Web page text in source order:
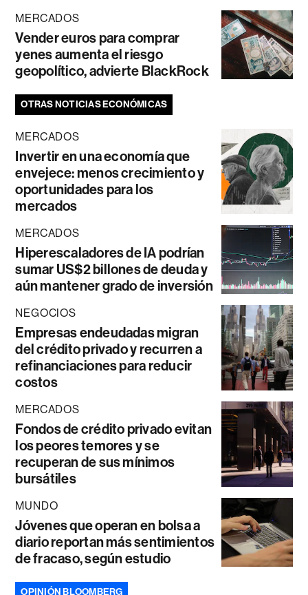
MERCADOS
Vender euros para comprar
yenes aumenta el riesgo
geopolítico, advierte BlackRock
OTRAS NOTICIAS ECONÓMICAS
MERCADOS
Invertir en una economía que
envejece: menos crecimiento y
oportunidades para los
mercados
MERCADOS
Hiperescaladores de IA podrían
sumar US$2 billones de deuda y
aún mantener grado de inversión
NEGOCIOS
Empresas endeudadas migran
del crédito privado y recurren a
refinanciaciones para reducir
costos
MERCADOS
Fondos de crédito privado evitan
los peores temores y se
recuperan de sus mínimos
bursátiles
MUNDO
Jóvenes que operan en bolsa a
diario reportan más sentimientos
de fracaso, según estudio
OPINIÓN BLOOMBERG